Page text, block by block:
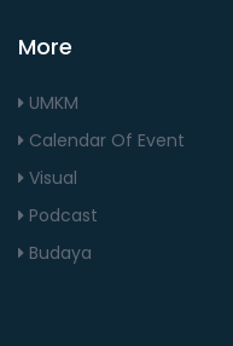
More
UMKM
Calendar Of Event
Visual
Podcast
Budaya